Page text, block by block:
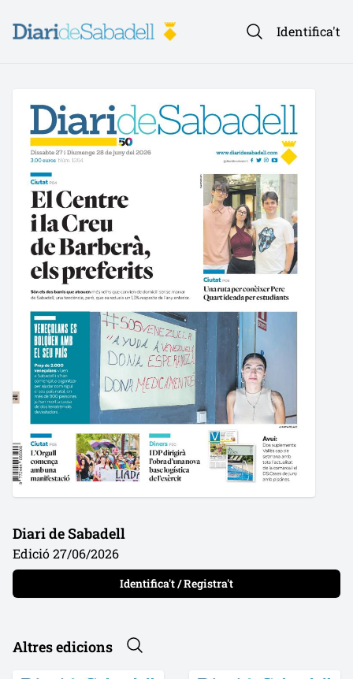
Identifica't
Diari de Sabadell
Edició 27/06/2026
Identifica't / Registra't
Altres edicions